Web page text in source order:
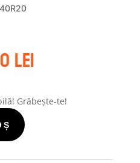
lei.
leiPrețul
curent
975.00 lei.
Grăbește-te!